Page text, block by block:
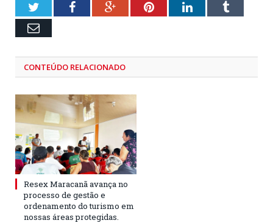
TwitterFacebookGoogle+PinterestLinkedInTumblr
Email
CONTEÚDO RELACIONADO
Resex Maracanã avança no
processo de gestão e
ordenamento do turismo em
nossas áreas protegidas.